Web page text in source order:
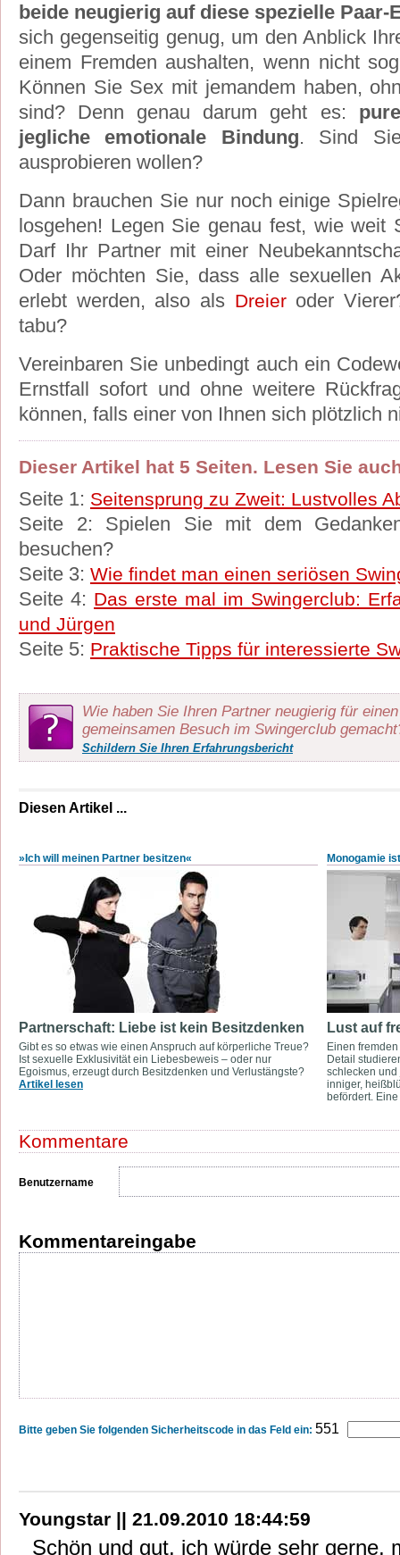
beide neugierig auf diese spezielle Paar-
sich gegenseitig genug, um den Anblick
einem Fremden aushalten, wenn nicht
Können Sie Sex mit jemandem haben,
sind? Denn genau darum geht es:
jegliche emotionale Bindung. Sind
ausprobieren wollen?
Dann brauchen Sie nur noch einige
losgehen! Legen Sie genau fest, wie weit
Darf Ihr Partner mit einer
Oder möchten Sie, dass alle sexuellen
erlebt werden, also als Dreieroder
tabu?
Vereinbaren Sie unbedingt auch ein
Ernstfall sofort und ohne weitere
können, falls einer von Ihnen sich plötzlich
Dieser Artikel hat 5 Seiten. Lesen Sie
Seite 1: Seitensprung zu Zweit: Lustvolles
Seite 2: Spielen Sie mit dem
besuchen?
Seite 3: Wie findet man einen seriösen
Seite 4: Das erste mal im Swingerclub:
und Jürgen
Seite 5: Praktische Tipps für interessierte
Wie haben Sie Ihren Partner neugierig für einen
gemeinsamen Besuch im Swingerclub
Schildern Sie Ihren Erfahrungsbericht
Diesen Artikel ...
»Ich will meinen Partner besitzen«
Partnerschaft: Liebe ist kein Besitzdenken
Gibt es so etwas wie einen Anspruch auf körperliche Treue?
Ist sexuelle Exklusivität ein Liebesbeweis – oder nur
Egoismus, erzeugt durch Besitzdenken und Verlustängste?
Artikel lesen
Monogamie
Lust auf
Einen
Detail
schlecken
inniger,
befördert.
Kommentare
Benutzername
Kommentareingabe
Bitte geben Sie folgenden Sicherheitscode in das Feld ein: 551
Youngstar || 21.09.2010 18:44:59
Schön und gut, ich würde sehr gerne,